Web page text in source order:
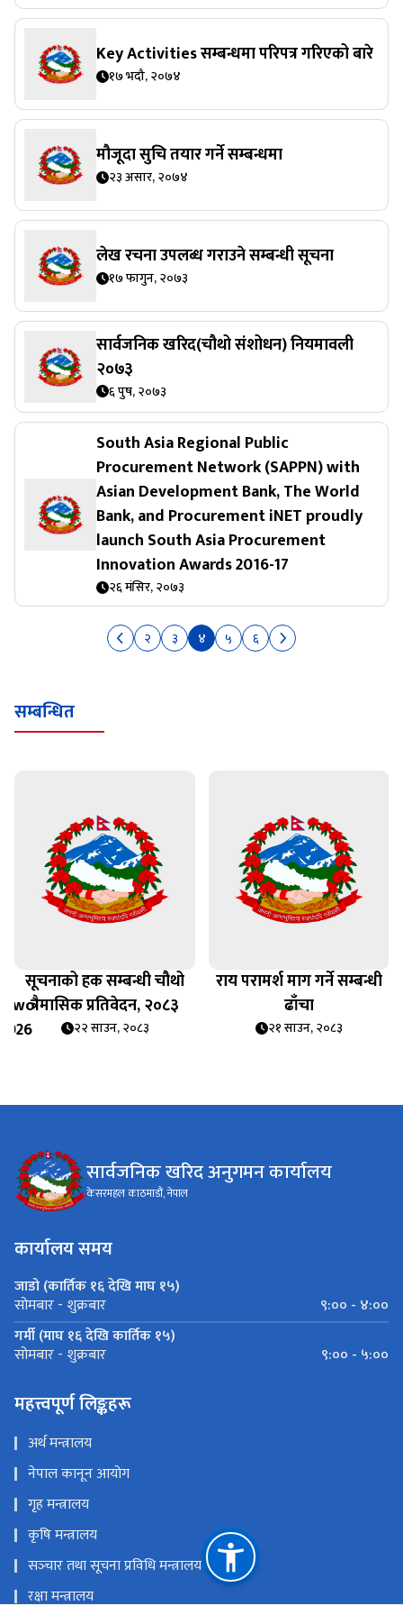
Key Activities सम्बन्धमा परिपत्र गरिएको बारे
१७ भदौ, २०७४
मौजूदा सुचि तयार गर्ने सम्बन्धमा
२३ असार, २०७४
लेख रचना उपलब्ध गराउने सम्बन्धी सूचना
१७ फागुन, २०७३
सार्वजनिक खरिद(चौथो संशोधन) नियमावली
२०७३
६ पुष, २०७३
South Asia Regional Public
Procurement Network (SAPPN) with
Asian Development Bank, The World
Bank, and Procurement iNET proudly
launch South Asia Procurement
Innovation Awards 2016-17
२६ मंसिर, २०७३
२ ३ ४ ५ ६
सम्बन्धित
सूचनाको हक सम्बन्धी चौथो
त्रैमासिक प्रतिवेदन, २०८३
२२ साउन, २०८३
राय परामर्श माग गर्ने सम्बन्धी
ढाँचा
२१ साउन, २०८३
सार्वजनिक खरिद अनुगमन कार्यालय
केसरमहल काठमाडौं, नेपाल
कार्यालय समय
जाडो (कार्तिक १६ देखि माघ १५)
सोमबार - शुक्रबार
९:०० - ४:००
गर्मी (माघ १६ देखि कार्तिक १५)
सोमबार - शुक्रबार ९:०० - ५:००
महत्त्वपूर्ण लिङ्कहरू
अर्थ मन्त्रालय
नेपाल कानून आयोग
गृह मन्त्रालय
कृषि मन्त्रालय
सञ्‍चार तथा सूचना प्रविधि मन्त्रालय
रक्षा मन्त्रालय